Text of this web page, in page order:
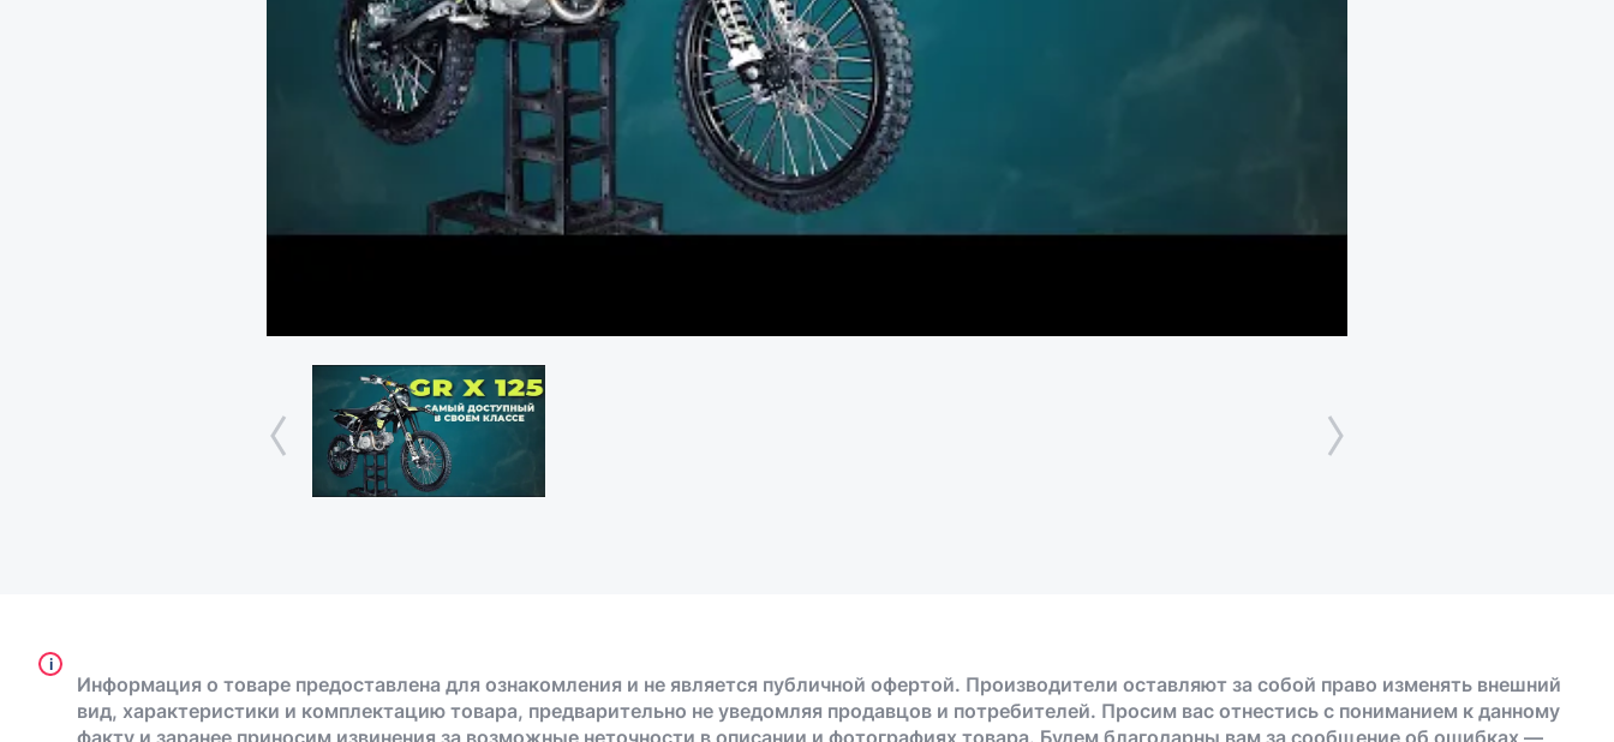
i
Информация о товаре предоставлена для ознакомления и не является публичной офертой. Производители оставляют за собой право изменять внешний
вид, характеристики и комплектацию товара, предварительно не уведомляя продавцов и потребителей. Просим вас отнестись с пониманием к данному
факту и заранее приносим извинения за возможные неточности в описании и фотографиях товара. Будем благодарны вам за сообщение об ошибках —